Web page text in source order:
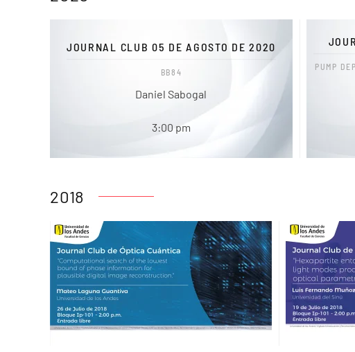
JOURNAL CLUB 05 DE AGOSTO DE 2020
BB84
Daniel Sabogal
3:00 pm
PUMP
2018